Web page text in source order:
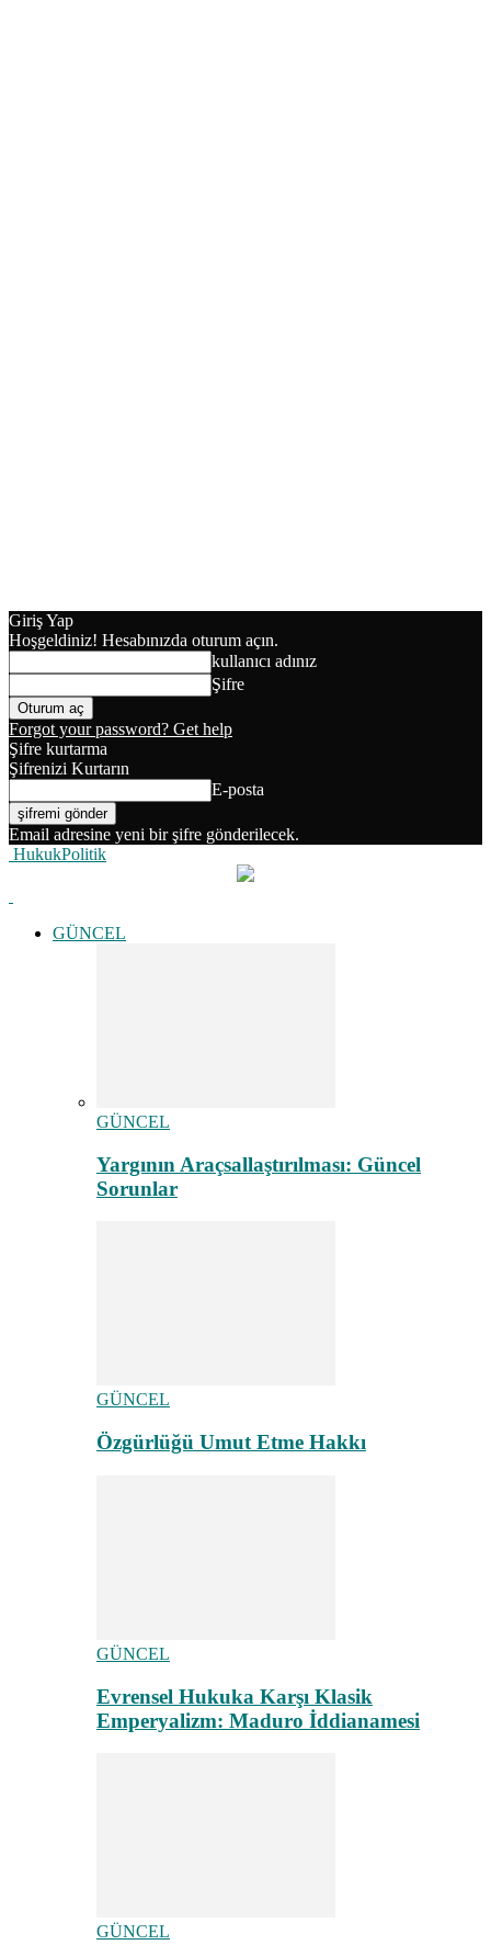
Giriş Yap
Hoşgeldiniz! Hesabınızda oturum açın.
kullanıcı adınız
Şifre
Forgot your password? Get help
Şifre kurtarma
Şifrenizi Kurtarın
E-posta
Email adresine yeni bir şifre gönderilecek.
HukukPolitik
GÜNCEL
GÜNCEL
Yargının Araçsallaştırılması: Güncel
Sorunlar
GÜNCEL
Özgürlüğü Umut Etme Hakkı
GÜNCEL
Evrensel Hukuka Karşı Klasik
Emperyalizm: Maduro İddianamesi
GÜNCEL